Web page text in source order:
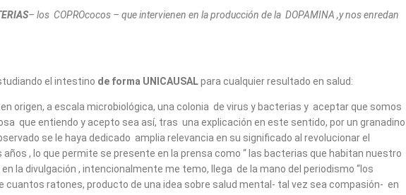
– los COPROcocos – que intervienen en la producción de la DOPAMINA ,y nos enredan
el intestino de forma UNICAUSALpara cualquier resultado en salud:
origen, a escala microbiológica, una colonia de virus y bacterias y aceptar que somos
que entiendo y acepto sea así, tras una explicación en este sentido, por un granadino
se le haya dedicado amplia relevancia en su significado al revolucionar el
, lo que permite se presente en la prensa como “ las bacterias que habitan nuestro
la divulgación , intencionalmente me temo, llega de la mano del periodismo “los
ratones, producto de una idea sobre salud mental- tal vez sea compasión- en